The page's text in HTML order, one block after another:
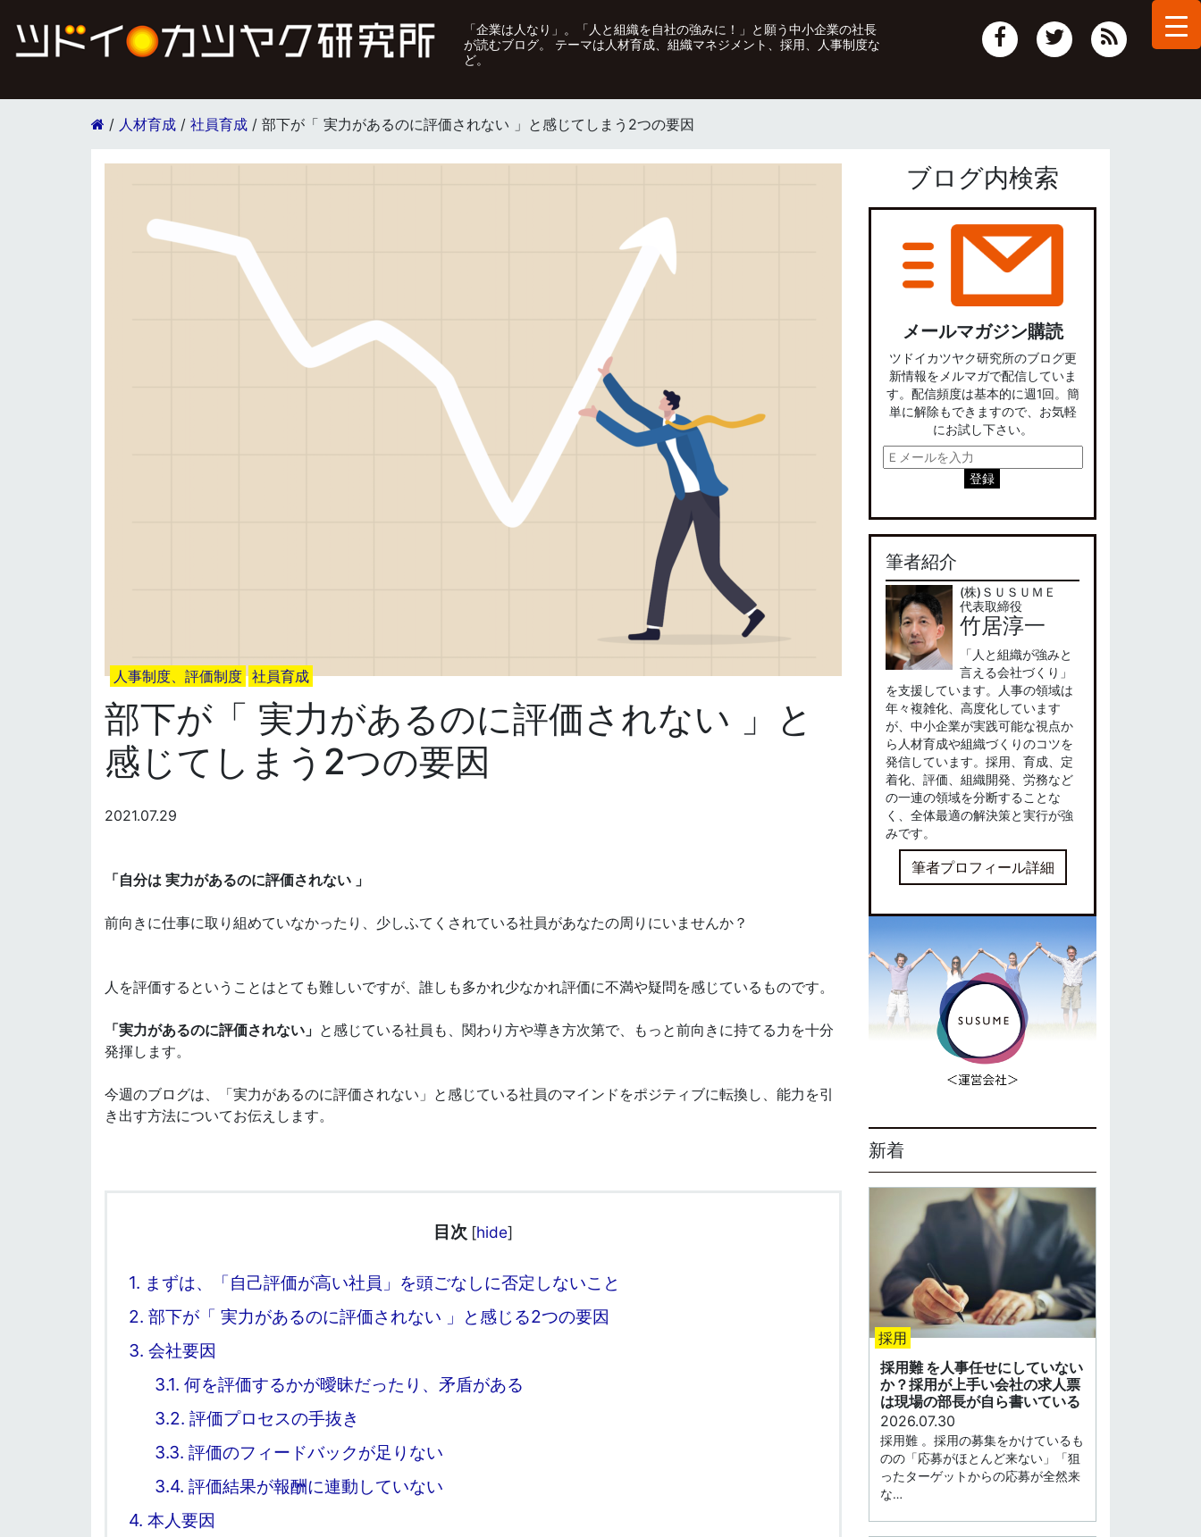
「企業は人なり」。「人と組織を自社の強みに！」と願う中小企業の社長
が読むブログ。 テーマは人材育成、組織マネジメント、採用、人事制度な
ど。
/ 人材育成 / 社員育成 / 部下が「 実力があるのに評価されない 」と感じてしまう2つの要因
人事制度、評価制度 社員育成
部下が「 実力があるのに評価されない 」と
感じてしまう2つの要因
2021.07.29
「自分は 実力があるのに評価されない 」
前向きに仕事に取り組めていなかったり、少しふてくされている社員があなたの周りにいませんか？
人を評価するということはとても難しいですが、誰しも多かれ少なかれ評価に不満や疑問を感じているものです。
「実力があるのに評価されない」 と感じている社員も、関わり方や導き方次第で、もっと前向きに持てる力を十分
発揮します。
今週のブログは、「実力があるのに評価されない」と感じている社員のマインドをポジティブに転換し、能力を引
き出す方法についてお伝えします。
目次 [hide]
1. まずは、「自己評価が高い社員」を頭ごなしに否定しないこと
2. 部下が「 実力があるのに評価されない 」と感じる2つの要因
3. 会社要因
3.1. 何を評価するかが曖昧だったり、矛盾がある
3.2. 評価プロセスの手抜き
3.3. 評価のフィードバックが足りない
3.4. 評価結果が報酬に連動していない
4. 本人要因
ブログ内検索
メールマガジン購読
ツドイカツヤク研究所のブログ更
新情報をメルマガで配信していま
す。配信頻度は基本的に週1回。簡
単に解除もできますので、お気軽
にお試し下さい。
筆者紹介
(株)ＳＵＳＵＭＥ
代表取締役
竹居淳一
「人と組織が強みと
言える会社づくり」
を支援しています。人事の領域は
年々複雑化、高度化しています
が、中小企業が実践可能な視点か
ら人材育成や組織づくりのコツを
発信しています。採用、育成、定
着化、評価、組織開発、労務など
の一連の領域を分断することな
く、全体最適の解決策と実行が強
みです。
筆者プロフィール詳細
新着
採用
採用難 を人事任せにしていない
か？採用が上手い会社の求人票
は現場の部長が自ら書いている
2026.07.30
採用難 。採用の募集をかけているも
のの「応募がほとんど来ない」「狙
ったターゲットからの応募が全然来
な…